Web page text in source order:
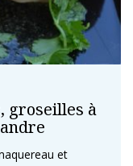
groseilles à
et